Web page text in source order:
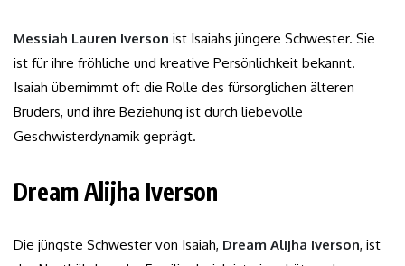
Messiah Lauren Iverson ist Isaiahs jüngere Schwester. Sie
ist für ihre fröhliche und kreative Persönlichkeit bekannt.
Isaiah übernimmt oft die Rolle des fürsorglichen älteren
Bruders, und ihre Beziehung ist durch liebevolle
Geschwisterdynamik geprägt.
Dream Alijha Iverson
Die jüngste Schwester von Isaiah, Dream Alijha Iverson, ist